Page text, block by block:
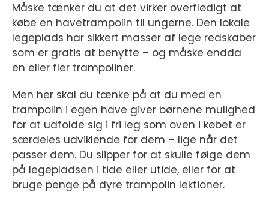
Måske tænker du at det virker overflødigt at
købe en havetrampolin til ungerne. Den lokale
legeplads har sikkert masser af lege redskaber
som er gratis at benytte – og måske endda
en eller fler trampoliner.
Men her skal du tænke på at du med en
trampolin i egen have giver børnene mulighed
for at udfolde sig i fri leg som oven i købet er
særdeles udviklende for dem – lige når det
passer dem. Du slipper for at skulle følge dem
på legepladsen i tide eller utide, eller for at
bruge penge på dyre trampolin lektioner.